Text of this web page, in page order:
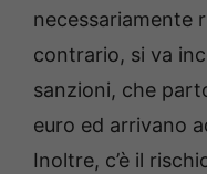
necessariamente
contrario, si va
sanzioni, che
euro ed arrivano
Inoltre, c’è il